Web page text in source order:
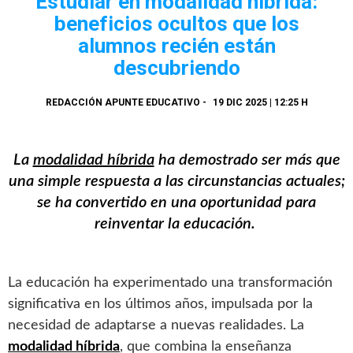
beneficios ocultos que los
alumnos recién están
descubriendo
REDACCIÓN APUNTE EDUCATIVO - 19 DIC 2025 | 12:25 H
La modalidad híbridaha demostrado ser más que
una simple respuesta a las circunstancias actuales;
se ha convertido en una oportunidad para
reinventar la educación.
La educación ha experimentado una transformación
significativa en los últimos años, impulsada por la
necesidad de adaptarse a nuevas realidades. La
modalidad híbrida, que combina la enseñanza